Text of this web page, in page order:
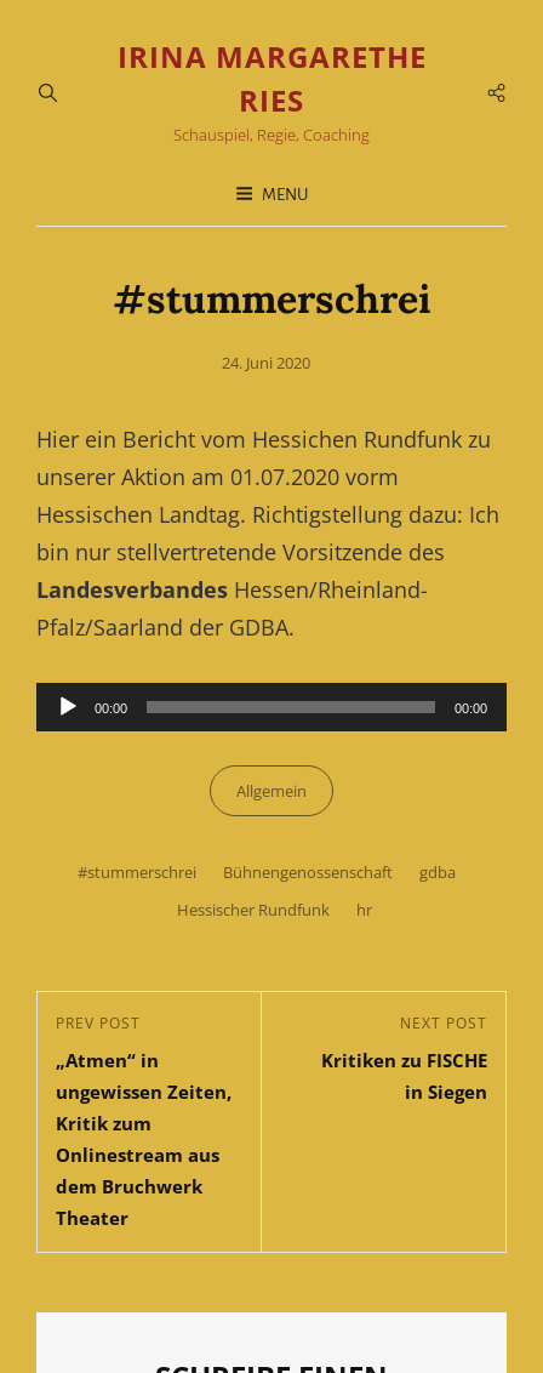
IRINA MARGARETHE
RIES
Schauspiel, Regie, Coaching
MENU
#stummerschrei
Posted
24. Juni 2020
Hier ein Bericht vom Hessichen Rundfunk zu
unserer Aktion am 01.07.2020 vorm
Hessischen Landtag. Richtigstellung dazu: Ich
bin nur stellvertretende Vorsitzende des
Landesverbandes Hessen/Rheinland-
Pfalz/Saarland der GDBA.
Audio-
Player
00:00 00:00
Categories
Allgemein
Tags,
#stummerschrei Bühnengenossenschaft
gdba
Hessischer Rundfunk
hr
Beitragsnavigation
Previous
Post
PREV POST
„Atmen“ in
ungewissen Zeiten,
Kritik zum
Onlinestream aus
dem Bruchwerk
Theater
Post
NEXT POST
Kritiken zu FISCHE
in Siegen